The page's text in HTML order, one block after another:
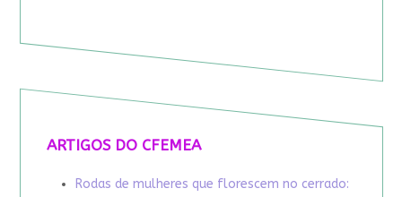
ARTIGOS DO CFEMEA
Rodas de mulheres que florescem no cerrado: